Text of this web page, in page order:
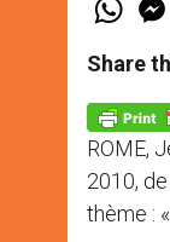
t
s
p
p
Share
ROME,
2010,
thème :